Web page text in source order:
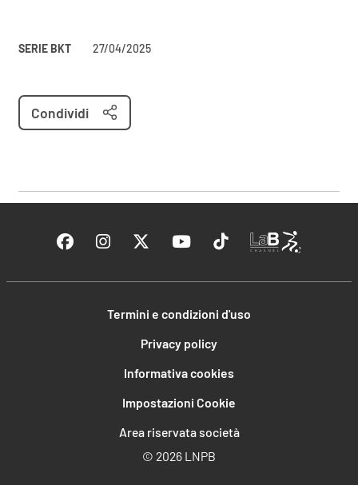
SERIE BKT 27/04/2025
Condividi
Termini e condizioni d'uso
Privacy policy
Informativa cookies
Impostazioni Cookie
Area riservata società
© 2026 LNPB